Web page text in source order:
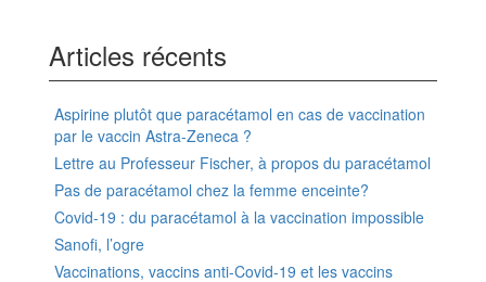
Articles récents
Aspirine plutôt que paracétamol en cas de vaccination
par le vaccin Astra-Zeneca ?
Lettre au Professeur Fischer, à propos du paracétamol
Pas de paracétamol chez la femme enceinte?
Covid-19 : du paracétamol à la vaccination impossible
Sanofi, l’ogre
Vaccinations, vaccins anti-Covid-19 et les vaccins